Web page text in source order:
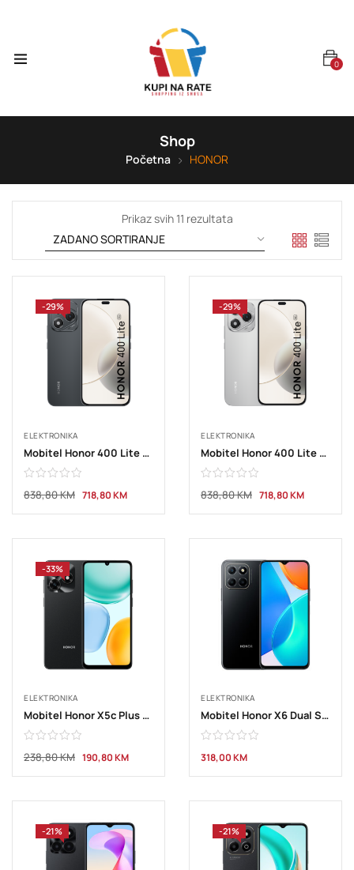
0
Shop
Početna HONOR
Prikaz svih 11 rezultata
-29%
ELEKTRONIKA
Mobitel Honor 400 Lite 5G 8GB 256GB Black + poklon slušalice
838,80KM 718,80KM
-29%
ELEKTRONIKA
Mobitel Honor 400 Lite 5G 8GB 256GB Grey + poklon slušalice
838,80KM 718,80KM
-33%
ELEKTRONIKA
Mobitel Honor X5c Plus 4GB 64GB Midnight Black
238,80KM 190,80KM
ELEKTRONIKA
Mobitel Honor X6 Dual Sim 4GB 64GB Black
318,00KM
-21% -21%